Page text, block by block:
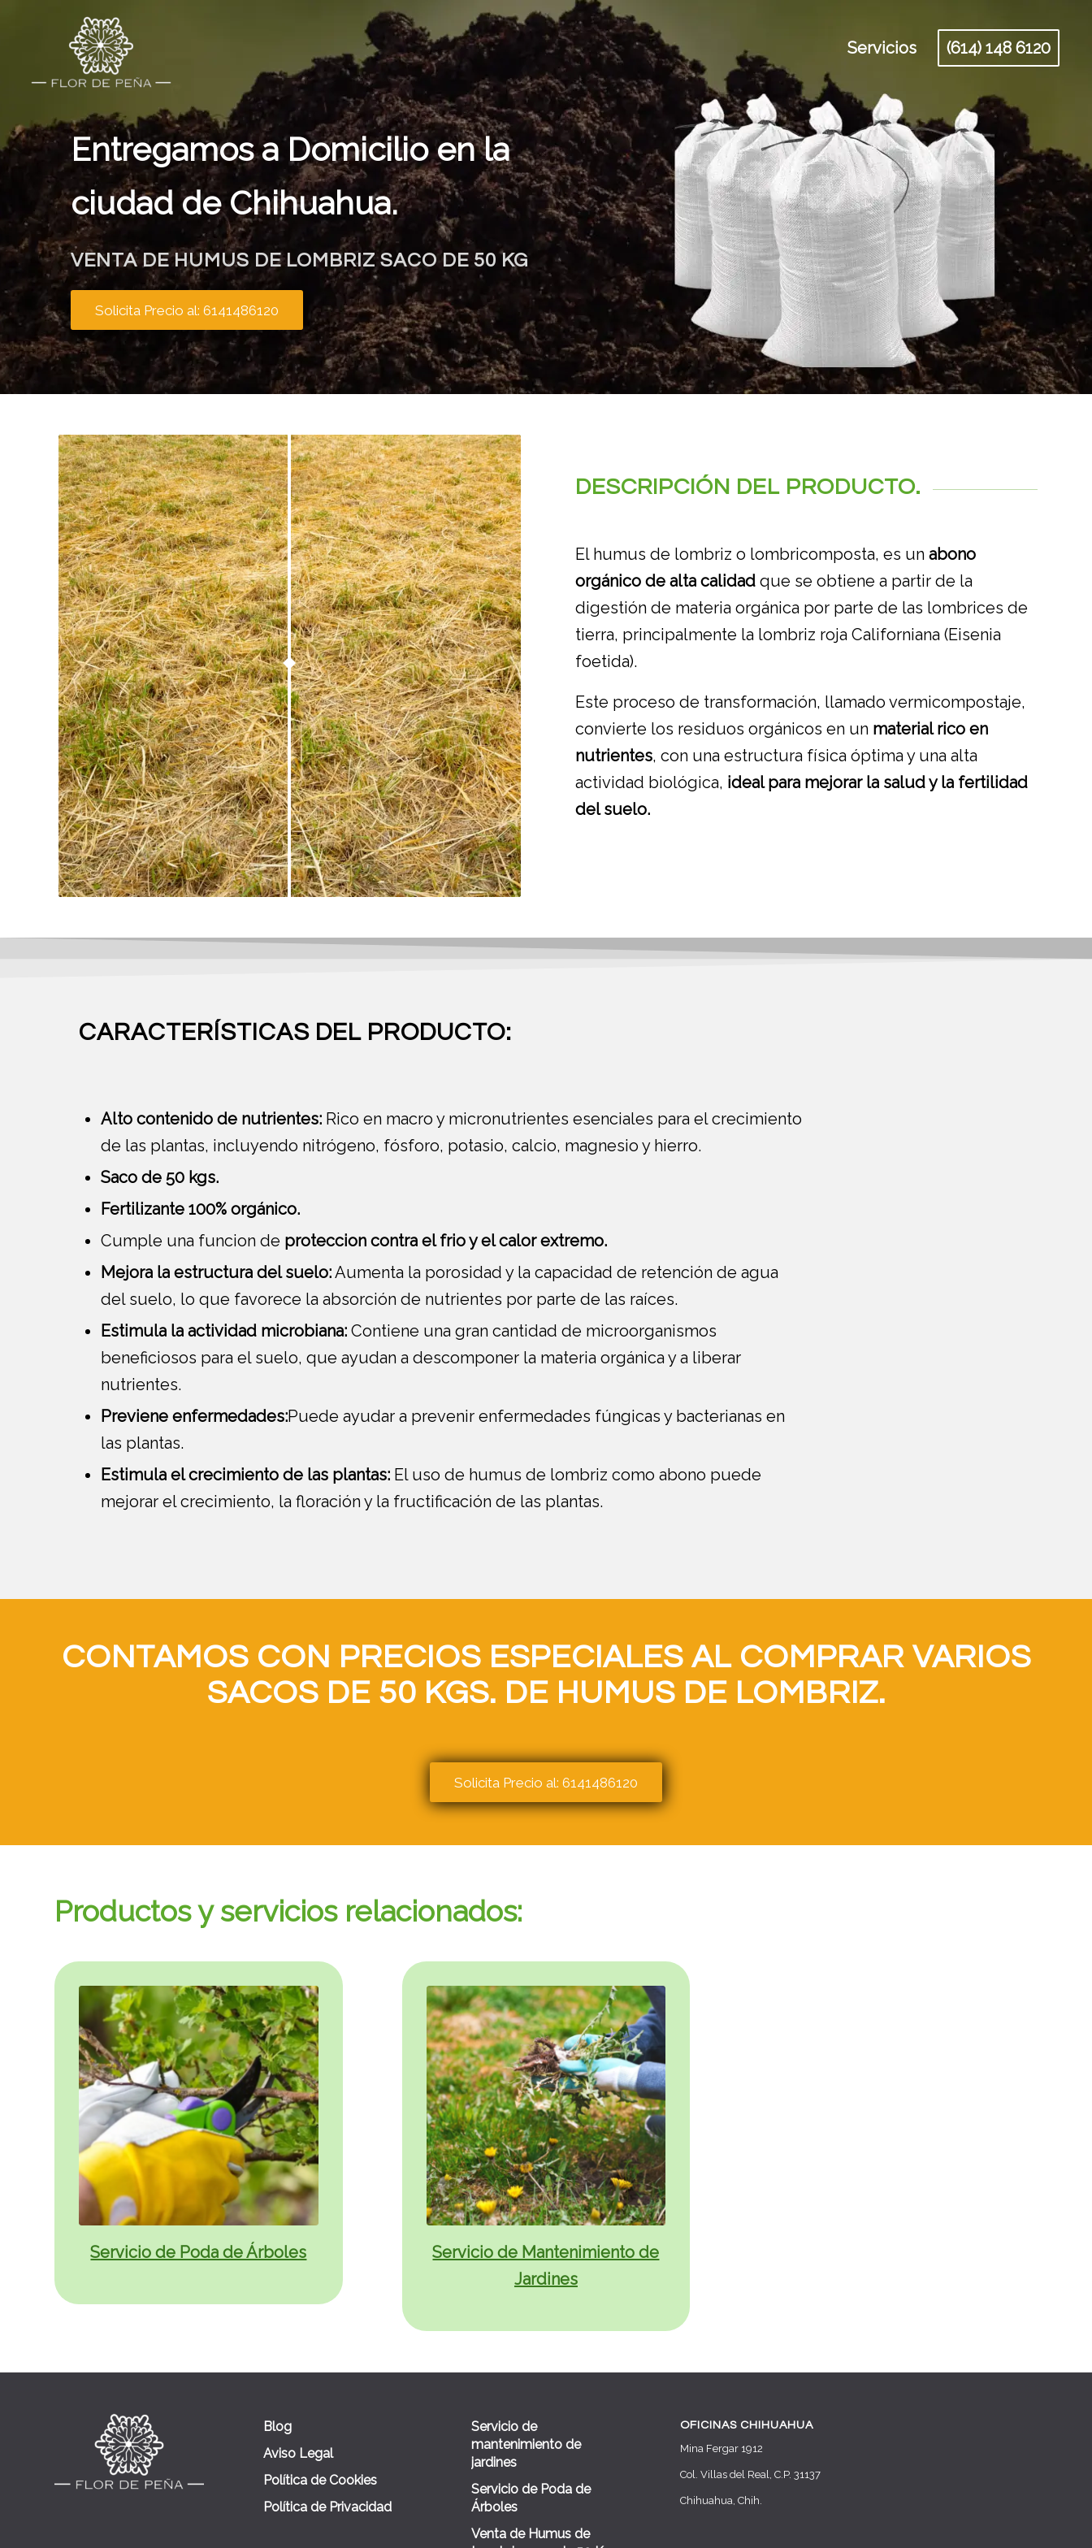
Servicios (614) 148 6120
Entregamos a Domicilio en la
ciudad de Chihuahua.
VENTA DE HUMUS DE LOMBRIZ SACO DE 50 KG
Solicita Precio al: 6141486120
DESCRIPCIÓN DEL PRODUCTO.
El humus de lombriz o lombricomposta, es unabono
orgánico de alta calidad que se obtiene a partir de la
digestión de materia orgánica por parte de las lombrices de
tierra, principalmente la lombriz roja Californiana (Eisenia
foetida).
Este proceso de transformación, llamado vermicompostaje,
convierte los residuos orgánicos en un material rico en
nutrientes, con una estructura física óptima y una alta
actividad biológica, ideal para mejorar la salud y la fertilidad
del suelo.
CARACTERÍSTICAS DEL PRODUCTO:
Alto contenido de nutrientes: Rico en macro y micronutrientes esenciales para el crecimiento
de las plantas, incluyendo nitrógeno, fósforo, potasio, calcio, magnesio y hierro.
Saco de 50 kgs.
Fertilizante 100% orgánico.
Cumple una funcion de proteccion contra el frio y el calor extremo.
Mejora la estructura del suelo:Aumenta la porosidad y la capacidad de retención de agua
del suelo, lo que favorece la absorción de nutrientes por parte de las raíces.
Estimula la actividad microbiana: Contiene una gran cantidad de microorganismos
beneficiosos para el suelo, que ayudan a descomponer la materia orgánica y a liberar
nutrientes.
Previene enfermedades:Puede ayudar a prevenir enfermedades fúngicas y bacterianas en
las plantas.
Estimula el crecimiento de las plantas: El uso de humus de lombriz como abono puede
mejorar el crecimiento, la floración y la fructificación de las plantas.
CONTAMOS CON PRECIOS ESPECIALES AL COMPRAR VARIOS
SACOS DE 50 KGS. DE HUMUS DE LOMBRIZ.
Solicita Precio al: 6141486120
Productos y servicios relacionados:
Servicio de Poda de Árboles
Servicio de Mantenimiento de
Jardines
Blog
Aviso Legal
Política de Cookies
Política de Privacidad
Servicio de
mantenimiento de
jardines
Servicio de Poda de
Árboles
Venta de Humus de
OFICINAS CHIHUAHUA
Mina Fergar 1912
Col. Villas del Real, C.P. 31137
Chihuahua, Chih.